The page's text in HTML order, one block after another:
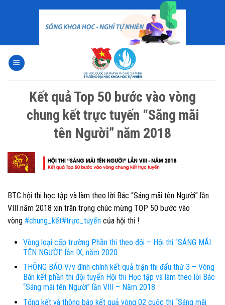
Kết quả Top 50 bước vào vòng
chung kết trực tuyến “Sãng mãi
tên Người” năm 2018
BTC hội thi học tập và làm theo lời Bác “Sáng mãi tên Người” lần
VIII năm 2018 xin trân trọng chúc mừng TOP 50 bước vào
vòng #chung_kết#trực_tuyến của hội thi !
Vòng loại cấp trường Phần thi theo đội – Hội thi “SÁNG MÃI
TÊN NGƯỜI” lần IX, năm 2020
THÔNG BÁO V/v đính chính kết quả trận thi đấu thứ 3 – Vòng
Bán kết phần thi đội tuyển Hội thi Học tập và làm theo lời Bác
“Sáng mãi tên Người” lần VIII – Năm 2018
Tổng kết và thông báo kết quả vòng 02 cuộc thi “Sáng mãi